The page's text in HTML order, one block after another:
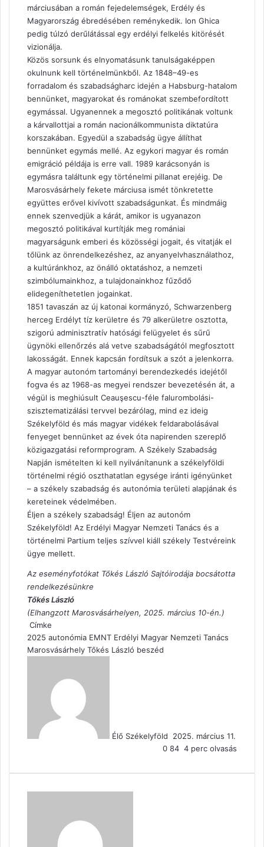
márciusában a román fejedelemségek, Erdély és
Magyarország ébredésében reménykedik. Ion Ghica
pedig túlzó derűlátással egy erdélyi felkelés kitörését
vizionálja.
Közös sorsunk és elnyomatásunk tanulságaképpen
okulnunk kell történelmünkből. Az 1848–49-es
forradalom és szabadságharc idején a Habsburg-hatalom
bennünket, magyarokat és románokat szembefordított
egymással. Ugyanennek a megosztó politikának voltunk
a kárvallottjai a román nacionálkommunista diktatúra
korszakában. Egyedül a szabadság ügye állíthat
bennünket egymás mellé. Az egykori magyar és román
emigráció példája is erre vall. 1989 karácsonyán is
egymásra találtunk egy történelmi pillanat erejéig. De
Marosvásárhely fekete márciusa ismét tönkretette
együttes erővel kivívott szabadságunkat. És mindmáig
ennek szenvedjük a kárát, amikor is ugyanazon
megosztó politikával kurtítják meg romániai
magyarságunk emberi és közösségi jogait, és vitatják el
tőlünk az önrendelkezéshez, az anyanyelvhasználathoz,
a kultúránkhoz, az önálló oktatáshoz, a nemzeti
szimbólumainkhoz, a tulajdonainkhoz fűződő
elidegeníthetetlen jogainkat.
1851 tavaszán az új katonai kormányzó, Schwarzenberg
herceg Erdélyt tíz kerületre és 79 alkerületre osztotta,
szigorú adminisztratív hatósági felügyelet és sűrű
ügynöki ellenőrzés alá vetve szabadságától megfosztott
lakosságát. Ennek kapcsán fordítsuk a szót a jelenkorra.
A magyar autonóm tartományi berendezkedés idejétől
fogva és az 1968-as megyei rendszer bevezetésén át, a
végül is meghiúsult Ceauşescu-féle falurombolási-
szisztematizálási tervvel bezárólag, mind ez ideig
Székelyföld és más magyar vidékek feldarabolásával
fenyeget bennünket az évek óta napirenden szereplő
közigazgatási reformprogram. A Székely Szabadság
Napján ismételten ki kell nyilvánítanunk a székelyföldi
történelmi régió oszthatatlan egysége iránti igényünket
– a székely szabadság és autonómia területi alapjának és
kereteinek védelmében.
Éljen a székely szabadság! Éljen az autonóm
Székelyföld! Az Erdélyi Magyar Nemzeti Tanács és a
történelmi Partium teljes szívvel kiáll székely Testvéreink
ügye mellett.
Az eseményfotókat Tőkés László Sajtóirodája bocsátotta
rendelkezésünkre
Tőkés László
(Elhangzott Marosvásárhelyen, 2025. március 10-én.)
Címke
2025 autonómia EMNT Erdélyi Magyar Nemzeti Tanács
Marosvásárhely Tőkés László beszéd
Élő Székelyföld
2025. március 11.
0 84 4 perc olvasás